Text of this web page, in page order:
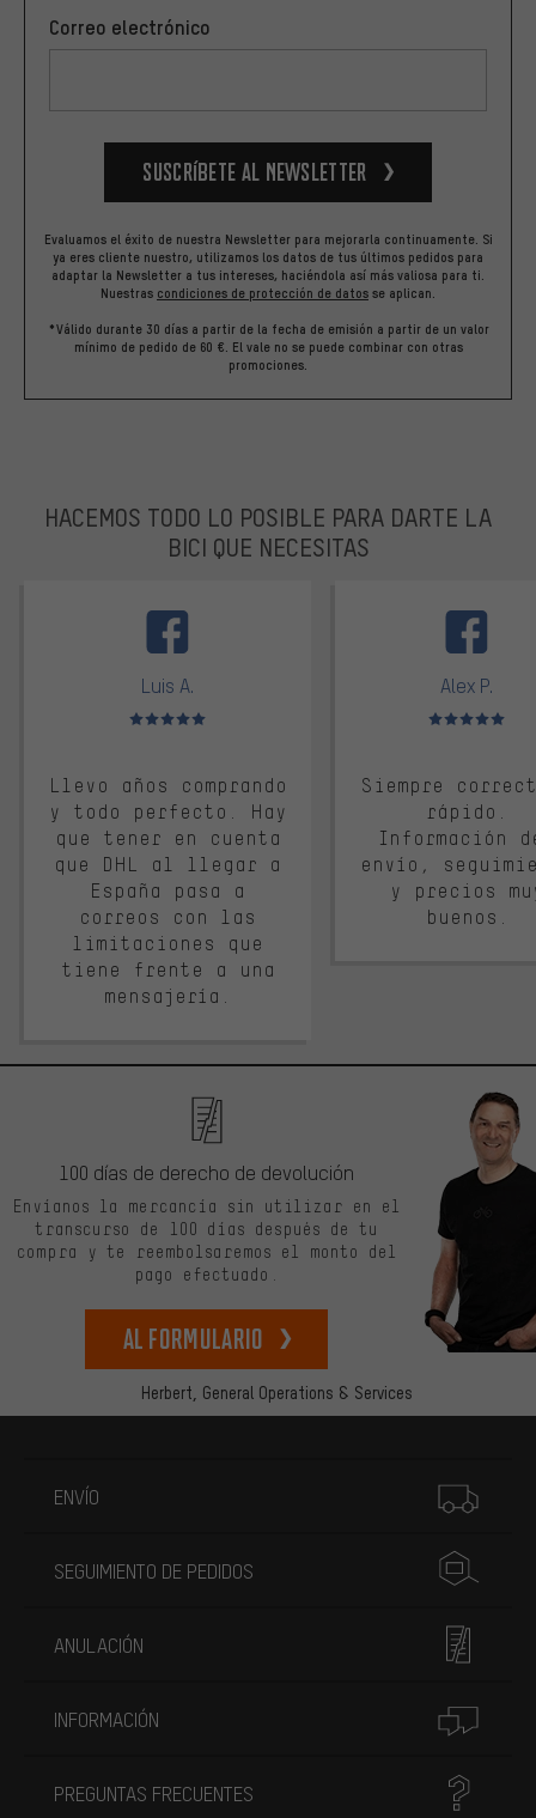
Correo electrónico
Suscríbete al newsletter
Evaluamos el éxito de nuestra Newsletter para mejorarla continuamente. Si
ya eres cliente nuestro, utilizamos los datos de tus últimos pedidos para
adaptar la Newsletter a tus intereses, haciéndola así más valiosa para ti.
Nuestras condiciones de protección de datos se aplican.
*Válido durante 30 días a partir de la fecha de emisión a partir de un valor
mínimo de pedido de 60 €. El vale no se puede combinar con otras
promociones.
HACEMOS TODO LO POSIBLE PARA DARTE LA
BICI QUE NECESITAS
Luis A.
Valoración media: 5 de 5
Llevo años comprando
y todo perfecto. Hay
que tener en cuenta
que DHL al llegar a
España pasa a
correos con las
limitaciones que
tiene frente a una
mensajería.
Alex P.
Valoración
Siempre
rápido.
Información
envío,
y precios
buenos.
Herbert, General Operations & Services
100 días de derecho de devolución
Envíanos la mercancía sin utilizar en el
transcurso de 100 días después de tu
compra y te reembolsaremos el monto del
pago efectuado.
Al formulario
ENVÍO
SEGUIMIENTO DE PEDIDOS
ANULACIÓN
INFORMACIÓN
PREGUNTAS FRECUENTES